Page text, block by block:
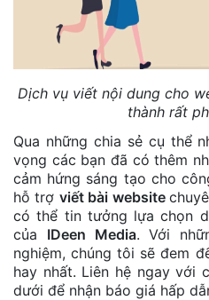
Dịch vụ viết nội dung cho
thành rất
Qua những chia sẻ cụ thể
vọng các bạn đã có thêm
cảm hứng sáng tạo cho
hỗ trợ viết bài website
có thể tin tưởng lựa chọn
của IDeen Media. Với
nghiệm, chúng tôi sẽ đem
hay nhất. Liên hệ ngay với
dưới để nhận báo giá hấp